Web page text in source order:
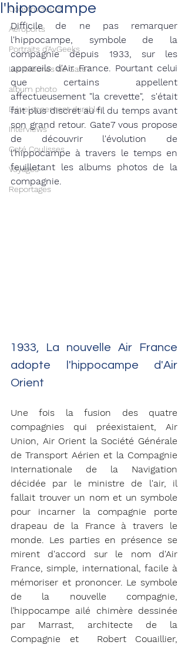
Constructeurs
Aéroports
Portraits d'AvGeeks
Les tribunes de Gate7
album photo
Développement durable
Interviews
Coté Coulisses
Voyages
Reportages
l'hippocampe
Difficile de ne pas remarquer
l'hippocampe, symbole de la
compagnie depuis 1933, sur les
appareils d'Air France. Pourtant celui
que certains appellent
affectueusement "la crevette",  s'était
fait plus discret au fil du temps avant
son grand retour. Gate7 vous propose
de découvrir l'évolution de
l'hippocampe à travers le temps en
feuilletant les albums photos de la
compagnie.
1933, La nouvelle Air France
adopte l'hippocampe d'Air
Orient
Une fois la fusion des quatre
compagnies qui préexistaient, Air
Union, Air Orient la Société Générale
de Transport Aérien et la Compagnie
Internationale de la Navigation
décidée par le ministre de l'air, il
fallait trouver un nom et un symbole
pour incarner la compagnie porte
drapeau de la France à travers le
monde. Les parties en présence se
mirent d'accord sur le nom d'Air
France, simple, international, facile à
mémoriser et prononcer. Le symbole
de la nouvelle compagnie,
l’hippocampe ailé chimère dessinée
par Marrast, architecte de la
Compagnie et  Robert Couaillier,